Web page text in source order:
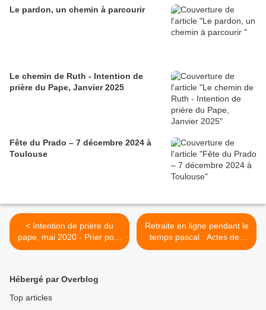
Le pardon, un chemin à parcourir
Le chemin de Ruth - Intention de
prière du Pape, Janvier 2025
Fête du Prado – 7 décembre 2024 à
Toulouse
< Intention de prière du
pape, mai 2020 - Prier pour
les diacres
Retraite en ligne pendant le
temps pascal : Actes des
apôtres 1, 10-26 >
Hébergé par Overblog
Top articles